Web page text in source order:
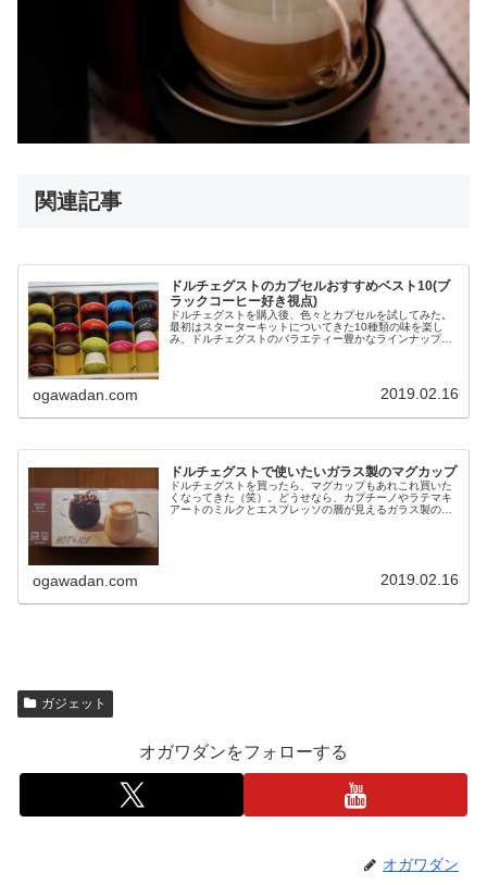
関連記事
ドルチェグストのカプセルおすすめベスト10(ブ
ラックコーヒー好き視点)
ドルチェグストを購入後、色々とカプセルを試してみた。
最初はスターターキットについてきた10種類の味を楽し
み、ドルチェグストのバラエティー豊かなラインナップに
ogawadan.com 2019.02.16
ドルチェグストで使いたいガラス製のマグカップ
ドルチェグストを買ったら、マグカップもあれこれ買いた
くなってきた（笑）。どうせなら、カプチーノやラテマキ
アートのミルクとエスプレッソの層が見えるガラス製のマ
ogawadan.com 2019.02.16
ガジェット
オガワダンをフォローする
オガワダン